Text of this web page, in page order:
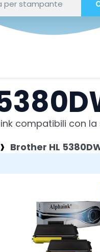
compatibili con la
Brother HL